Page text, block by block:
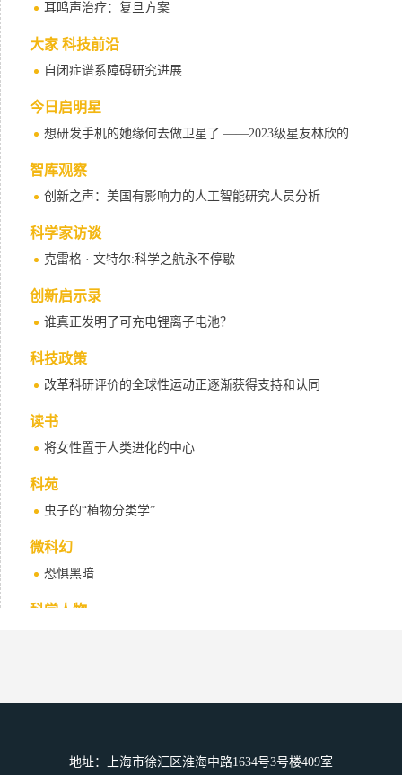
耳鸣声治疗：复旦方案
大家 科技前沿
自闭症谱系障碍研究进展
今日启明星
想研发手机的她缘何去做卫星了 ——2023级星友林欣的成长故事
智库观察
创新之声：美国有影响力的人工智能研究人员分析
科学家访谈
克雷格 · 文特尔:科学之航永不停歇
创新启示录
谁真正发明了可充电锂离子电池？
科技政策
改革科研评价的全球性运动正逐渐获得支持和认同
读书
将女性置于人类进化的中心
科苑
虫子的“植物分类学”
微科幻
恐惧黑暗
科学人物
地址：上海市徐汇区淮海中路1634号3号楼409室